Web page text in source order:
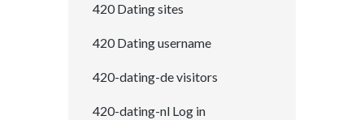
420 Dating sites
420 Dating username
420-dating-de visitors
420-dating-nl Log in